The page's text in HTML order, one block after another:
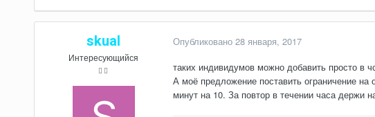
skual
Интересующийся
Опубликовано 28 января, 2017
таких индивидумов можно добавить просто в
А моё предложение поставить ограничение
минут на 10. За повтор в течении часа держи